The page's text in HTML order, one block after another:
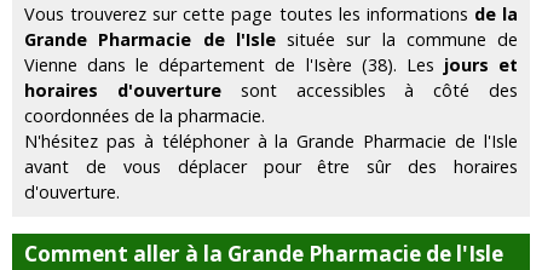
Vous trouverez sur cette page toutes les informations de la
Grande Pharmacie de l'Islesituée sur la commune de
Vienne dans le département de l'Isère (38). Les jours et
horaires d'ouverturesont accessibles à côté des
coordonnées de la pharmacie.
N'hésitez pas à téléphoner à la Grande Pharmacie de l'Isle
avant de vous déplacer pour être sûr des horaires
d'ouverture.
Comment aller à la Grande Pharmacie de l'Isle